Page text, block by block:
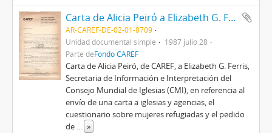
Carta de Alicia Peiró a Elizabeth G. Ferris
AR-CAREF-DE-02-01-8709
Unidad documental simple
1987 julio 28
Parte deFondo CAREF
Carta de Alicia Peiró, de CAREF, a Elizabeth G. Ferris,
Secretaria de Información e Interpretación del
Consejo Mundial de Iglesias (CMI), en referencia al
envío de una carta a iglesias y agencias, el
cuestionario sobre mujeres refugiadas y el pedido
de ... »